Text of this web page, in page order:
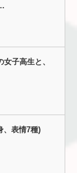
子高生と、
、表情7種)